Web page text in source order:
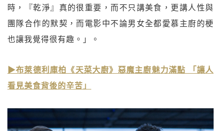
時，『乾淨』真的很重要，而不只講美食，更講人性與
團隊合作的默契，而電影中不論男女全都愛慕主廚的梗
也讓我覺得很有趣。」。
▶布萊德利庫柏《天菜大廚》惡魔主廚魅力滿點 「讓人
看見美食背後的辛苦」